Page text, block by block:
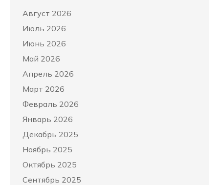
Август 2026
Июль 2026
Июнь 2026
Май 2026
Апрель 2026
Март 2026
Февраль 2026
Январь 2026
Декабрь 2025
Ноябрь 2025
Октябрь 2025
Сентябрь 2025